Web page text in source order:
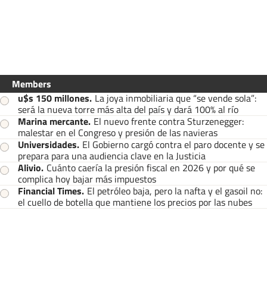
Members
u$s 150 millones. La joya inmobiliaria que “se vende sola”:
será la nueva torre más alta del país y dará 100% al río
Marina mercante. El nuevo frente contra Sturzenegger:
malestar en el Congreso y presión de las navieras
Universidades. El Gobierno cargó contra el paro docente y se
prepara para una audiencia clave en la Justicia
Alivio. Cuánto caería la presión fiscal en 2026 y por qué se
complica hoy bajar más impuestos
Financial Times. El petróleo baja, pero la nafta y el gasoil no:
el cuello de botella que mantiene los precios por las nubes